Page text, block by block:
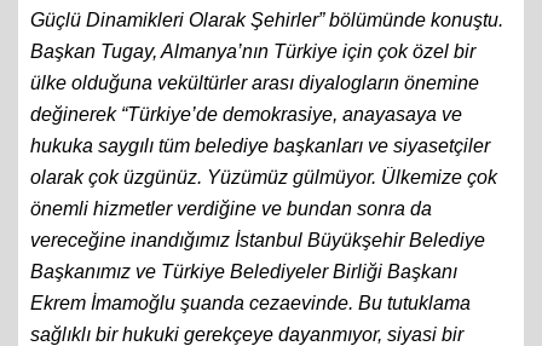
Güçlü Dinamikleri Olarak Şehirler” bölümünde konuştu.
Başkan Tugay, Almanya’nın Türkiye için çok özel bir
ülke olduğuna vekültürler arası diyalogların önemine
değinerek “Türkiye’de demokrasiye, anayasaya ve
hukuka saygılı tüm belediye başkanları ve siyasetçiler
olarak çok üzgünüz. Yüzümüz gülmüyor. Ülkemize çok
önemli hizmetler verdiğine ve bundan sonra da
vereceğine inandığımız İstanbul Büyükşehir Belediye
Başkanımız ve Türkiye Belediyeler Birliği Başkanı
Ekrem İmamoğlu şuanda cezaevinde. Bu tutuklama
sağlıklı bir hukuki gerekçeye dayanmıyor, siyasi bir